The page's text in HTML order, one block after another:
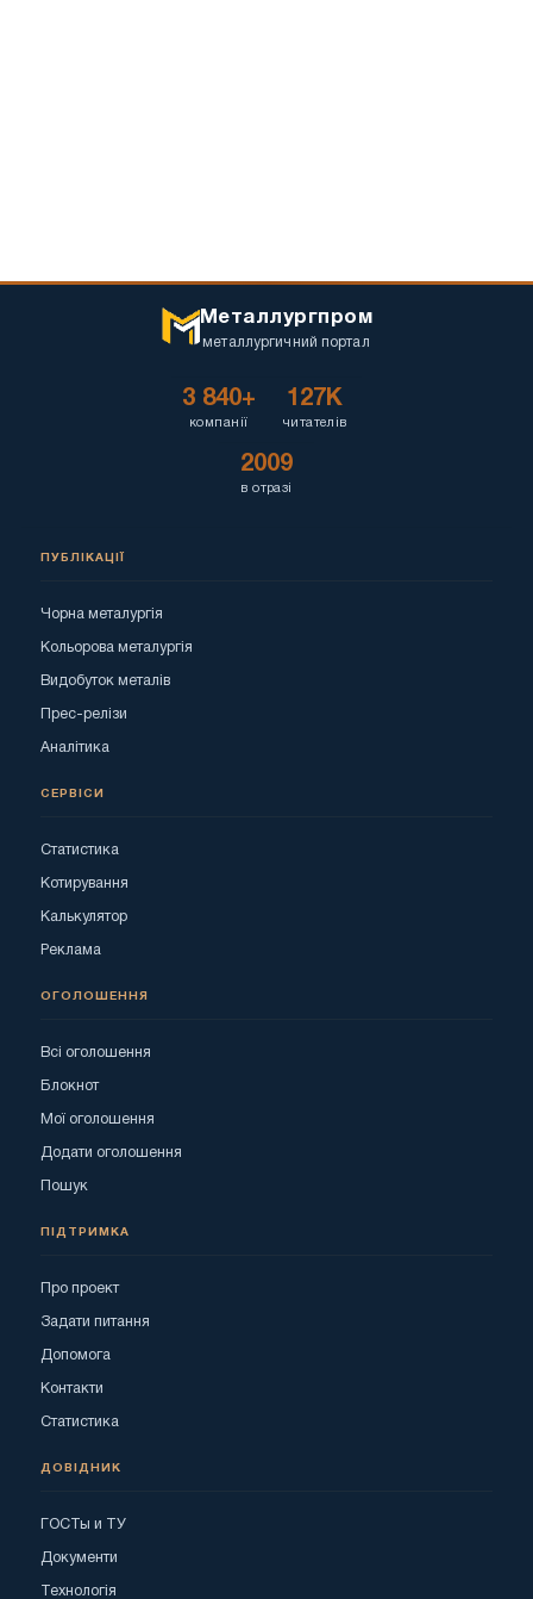
Металлургпром
металлургичний портал
3 840+
компанії
127K
читателів
2009
в отразі
ПУБЛІКАЦІЇ
Чорна металургія
Кольорова металургія
Видобуток металів
Прес-релізи
Аналітика
СЕРВІСИ
Статистика
Котирування
Калькулятор
Реклама
ОГОЛОШЕННЯ
Всі оголошення
Блокнот
Мої оголошення
Додати оголошення
Пошук
ПІДТРИМКА
Про проект
Задати питання
Допомога
Контакти
Статистика
ДОВІДНИК
ГОСТы и ТУ
Документи
Технологія